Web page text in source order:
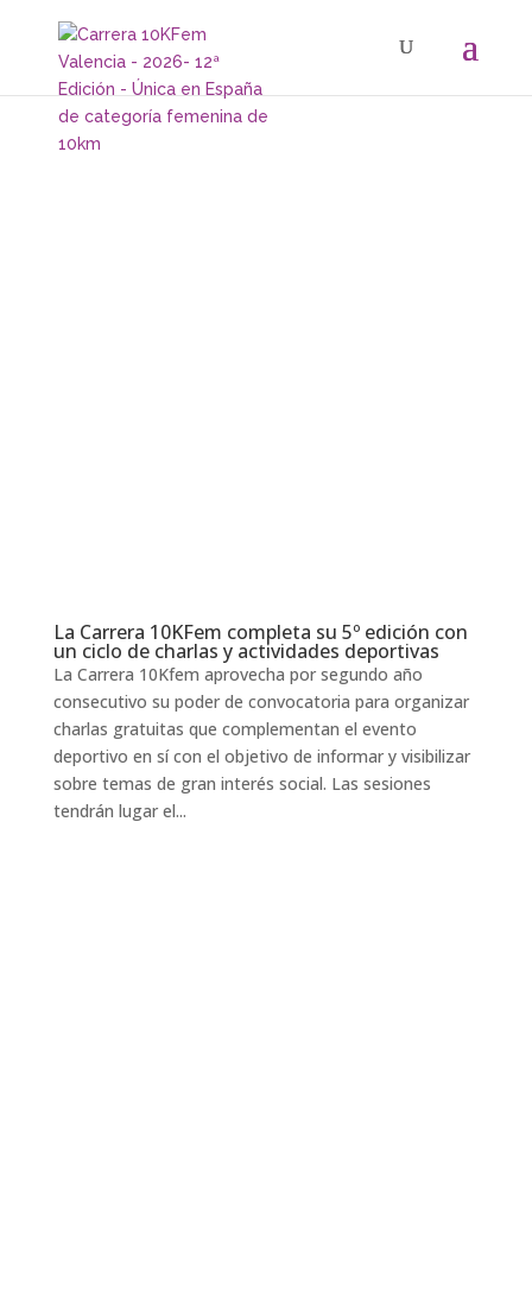
La Carrera 10KFem completa su 5º edición con
un ciclo de charlas y actividades deportivas
La Carrera 10Kfem aprovecha por segundo año
consecutivo su poder de convocatoria para organizar
charlas gratuitas que complementan el evento
deportivo en sí con el objetivo de informar y visibilizar
sobre temas de gran interés social. Las sesiones
tendrán lugar el...